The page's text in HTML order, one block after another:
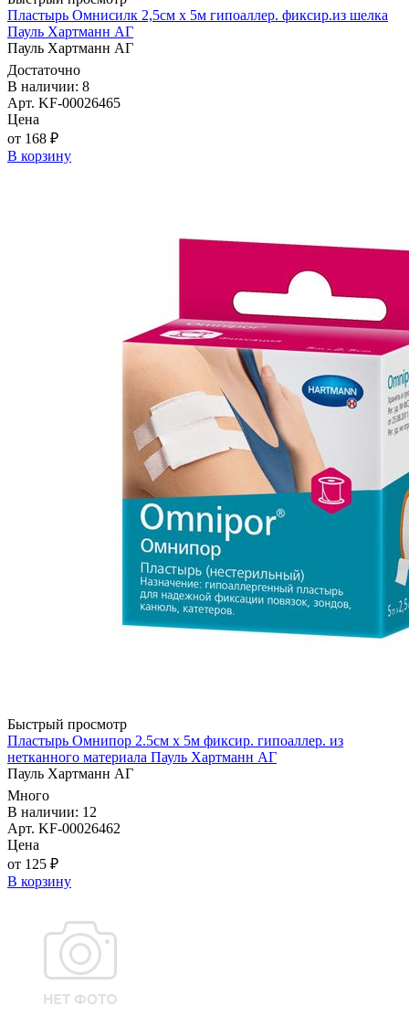
Пластырь Омнисилк 2,5см х 5м гипоаллер. фиксир.из шелка
Пауль Хартманн AГ
Пауль Хартманн AГ
Достаточно
В наличии: 8
Арт. KF-00026465
Цена
от 168 ₽
В корзину
Быстрый просмотр
Пластырь Омнипор 2.5см х 5м фиксир. гипоаллер. из
нетканного материала Пауль Хартманн AГ
Пауль Хартманн AГ
Много
В наличии: 12
Арт. KF-00026462
Цена
от 125 ₽
В корзину